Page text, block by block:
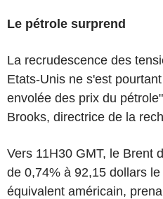
Le pétrole surprend
La recrudescence des
Etats-Unis ne s'est
envolée des prix du
Brooks, directrice de la
Vers 11H30 GMT, le Brent
de 0,74% à 92,15 dollars
équivalent américain,